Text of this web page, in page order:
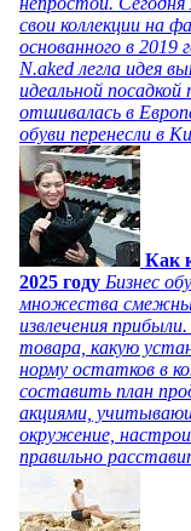
свои коллекции на
основанного в 2019
N.aked легла идея
идеальной посадкой
отшивалась в
обуви перенесли в
Как
2025 году Бизнес
множества
извлечения
товара, какую
норму остатков в
составить план
акциями,
окружение,
правильно